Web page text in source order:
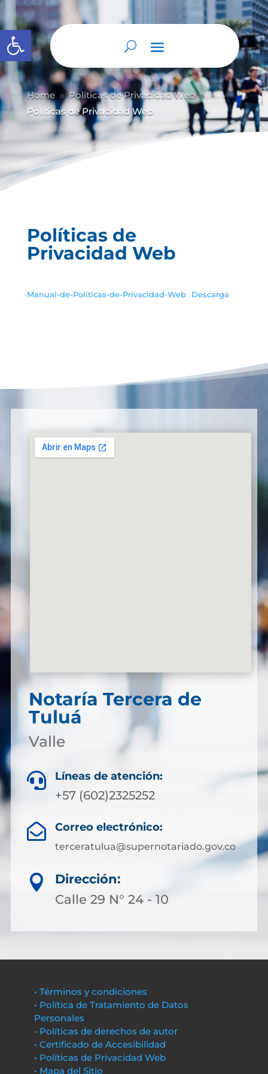
Abrir barra de herramientas
Home 9 Políticas de Privacidad Web 9
Políticas de Privacidad Web
Políticas de
Privacidad Web
Manual-de-Políticas-de-Privacidad-Web Descarga
Notaría Tercera de
Tuluá
Valle
 Líneas de atención:
+57 (602)2325252
 Correo electrónico:
terceratulua@supernotariado.gov.co

Dirección:
Calle 29 N° 24 - 10
• Términos y condiciones
• Política de Tratamiento de Datos
Personales
• Políticas de derechos de autor
• Certificado de Accesibilidad
• Políticas de Privacidad Web
• Mapa del Sitio